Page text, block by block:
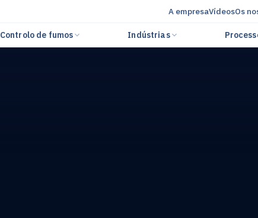
A empresaVídeosOs
Controlo de fumos Indústrias